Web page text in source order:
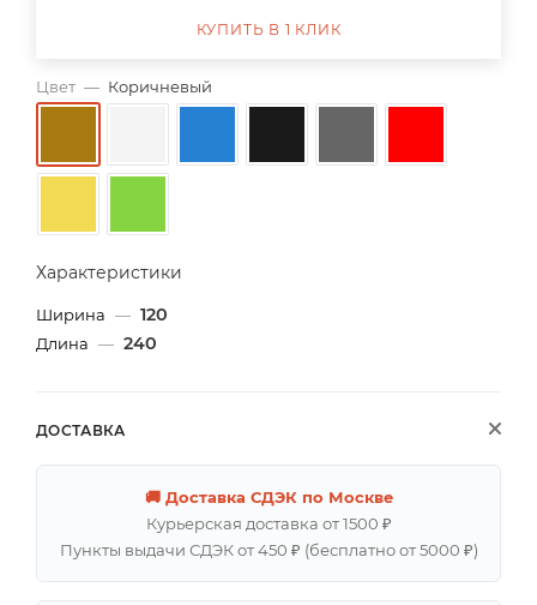
Цвет — Коричневый
Характеристики
Ширина — 120
Длина — 240
ДОСТАВКА
🚚 Доставка СДЭК по Москве
Курьерская доставка от 1500 ₽
Пункты выдачи СДЭК от 450 ₽ (бесплатно от 5000 ₽)
КУПИТЬ В 1 КЛИК